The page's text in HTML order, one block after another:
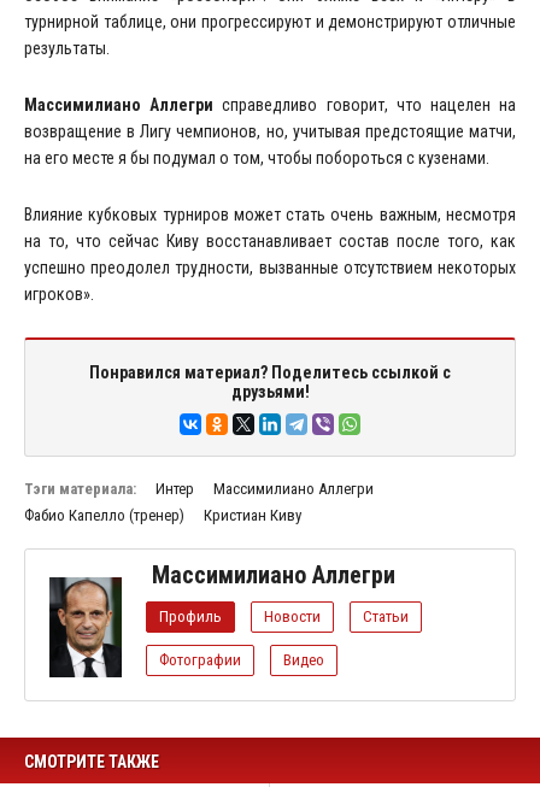
турнирной таблице, они прогрессируют и демонстрируют отличные
результаты.
Массимилиано Аллегри справедливо говорит, что нацелен на
возвращение в Лигу чемпионов, но, учитывая предстоящие матчи,
на его месте я бы подумал о том, чтобы побороться с кузенами.
Влияние кубковых турниров может стать очень важным, несмотря
на то, что сейчас Киву восстанавливает состав после того, как
успешно преодолел трудности, вызванные отсутствием некоторых
игроков».
Понравился материал? Поделитесь ссылкой с
друзьями!
Тэги материала: Интер
Массимилиано Аллегри
Фабио Капелло (тренер)
Кристиан Киву
Массимилиано Аллегри
Профиль Новости Статьи
Фотографии Видео
СМОТРИТЕ ТАКЖЕ